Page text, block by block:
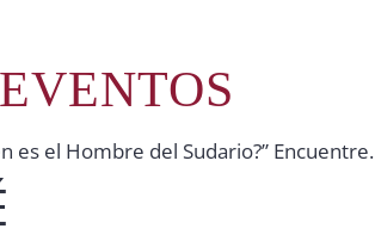
es el Hombre del Sudario?” Encuentre.